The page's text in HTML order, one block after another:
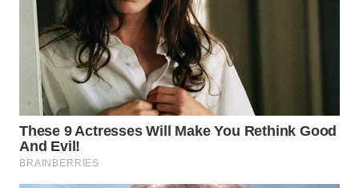
SUMEDANG
WN
CIANJUR
WN
KEPULAUAN
SERIBU